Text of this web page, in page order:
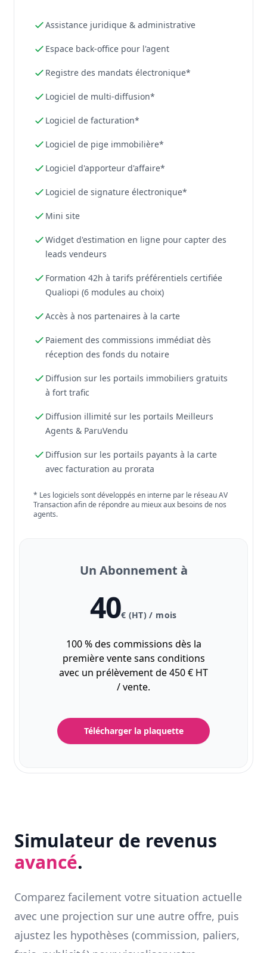
Assistance juridique & administrative
Espace back-office pour l'agent
Registre des mandats électronique*
Logiciel de multi-diffusion*
Logiciel de facturation*
Logiciel de pige immobilière*
Logiciel d'apporteur d'affaire*
Logiciel de signature électronique*
Mini site
Widget d'estimation en ligne pour capter des
leads vendeurs
Formation 42h à tarifs préférentiels certifiée
Qualiopi (6 modules au choix)
Accès à nos partenaires à la carte
Paiement des commissions immédiat dès
réception des fonds du notaire
Diffusion sur les portails immobiliers gratuits
à fort trafic
Diffusion illimité sur les portails Meilleurs
Agents & ParuVendu
Diffusion sur les portails payants à la carte
avec facturation au prorata
* Les logiciels sont développés en interne par le réseau AV
Transaction afin de répondre au mieux aux besoins de nos
agents.
Un Abonnement à
40€ (HT) / mois
100 % des commissions dès la
première vente sans conditions
avec un prélèvement de 450 € HT
/ vente.
Télécharger la plaquette
Simulateur de revenus
avancé.
Comparez facilement votre situation actuelle
avec une projection sur une autre offre, puis
ajustez les hypothèses (commission, paliers,